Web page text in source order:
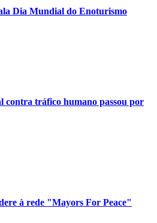
Dia Mundial do Enoturismo
contra tráfico humano passou por
à rede "Mayors For Peace"